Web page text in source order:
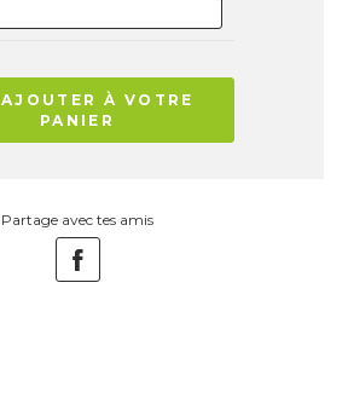
AJOUTER À VOTRE
PANIER
Partage avec tes amis